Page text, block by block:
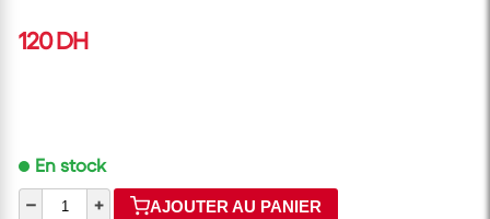
120 DH
En stock
–
+ AJOUTER AU PANIER